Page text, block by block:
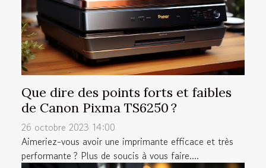
Que dire des points forts et faibles
de Canon Pixma TS6250 ?
26 octobre 2023 14:00
Aimeriez-vous avoir une imprimante efficace et très
performante ? Plus de soucis à vous faire....